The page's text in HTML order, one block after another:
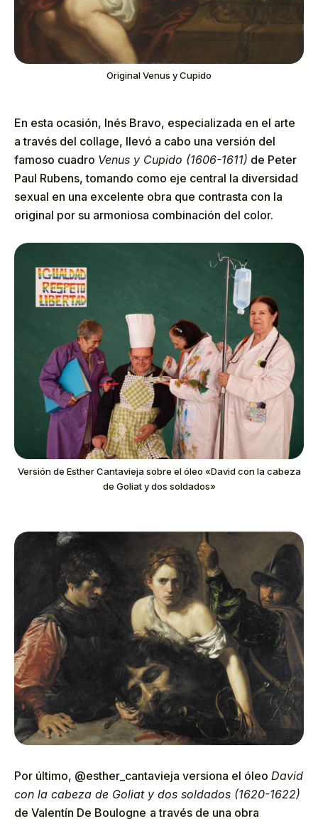
Original Venus y Cupido
En esta ocasión, Inés Bravo, especializada en el arte
a través del collage, llevó a cabo una versión del
famoso cuadro Venus y Cupido (1606-1611) de Peter
Paul Rubens, tomando como eje central la diversidad
sexual en una excelente obra que contrasta con la
original por su armoniosa combinación del color.
Versión de Esther Cantavieja sobre el óleo «David con la cabeza
de Goliat y dos soldados»
Por último, @esther_cantavieja versiona el óleo David
con la cabeza de Goliat y dos soldados (1620-1622)
de Valentín De Boulogne a través de una obra